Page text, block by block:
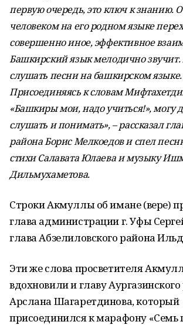
первую очередь, это ключ к знанию.
человеком на его родном языке
совершенно иное, эффективное
Башкирский язык мелодично
слушать песни на башкирском языке.
Присоединяясь к словам
«Башкиры мои, надо учиться!», могу
слушать и понимать», – рассказал
района Борис Мелкоедов и спел
стихи Салавата Юлаева и музыку
Дильмухаметова.
Строки Акмуллы об имане (вере)
глава администрации г. Уфы
глава Абзелиловского района
Эти же слова просветителя
вдохновили и главу
Арслана Шагаретдинова, который
присоединился к марафону «Семь